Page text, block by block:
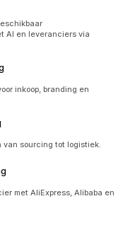
AI en leveranciers via
inkoop, branding en
sourcing tot logistiek.
met AliExpress, Alibaba en